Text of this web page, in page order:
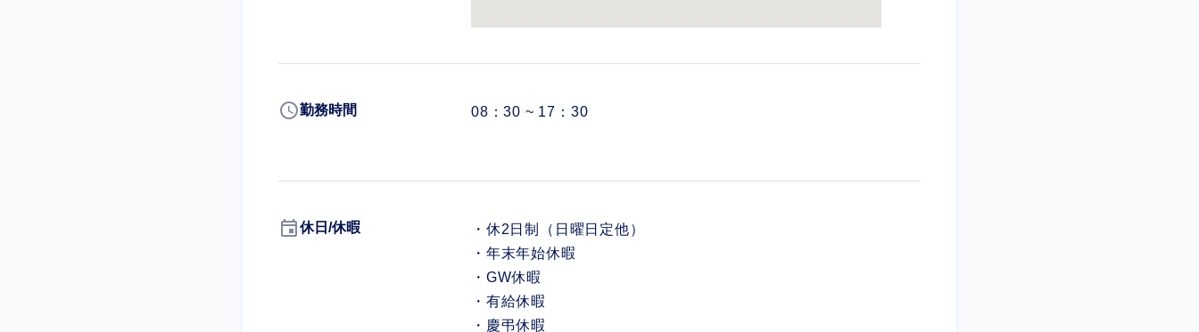
schedule勤務時間 08：30 ~ 17：30
event休日/休暇
・休2日制（日曜日定他）
・年末年始休暇
・GW休暇
・有給休暇
・慶弔休暇